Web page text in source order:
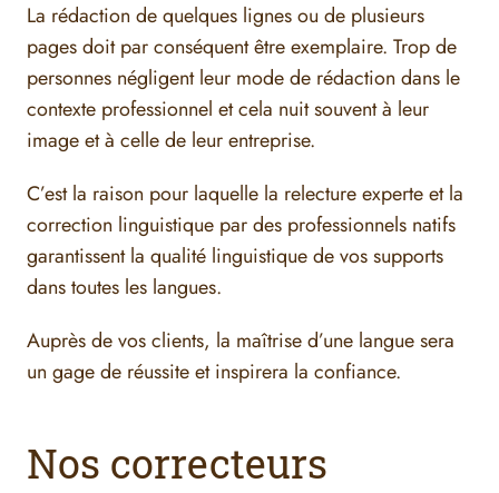
La rédaction de quelques lignes ou de plusieurs
pages doit par conséquent être exemplaire. Trop de
personnes négligent leur mode de rédaction dans le
contexte professionnel et cela nuit souvent à leur
image et à celle de leur entreprise.
C’est la raison pour laquelle la relecture experte et la
correction linguistique par des professionnels natifs
garantissent la qualité linguistique de vos supports
dans toutes les langues.
Auprès de vos clients, la maîtrise d’une langue sera
un gage de réussite et inspirera la confiance.
Nos correcteurs